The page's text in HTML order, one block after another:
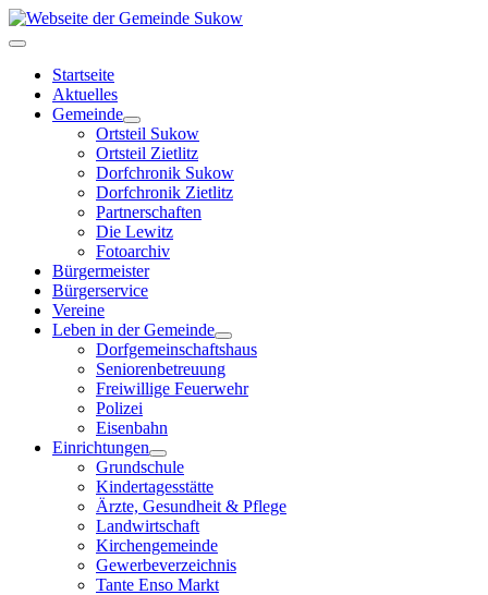
Startseite
Aktuelles
Gemeinde
Ortsteil Sukow
Ortsteil Zietlitz
Dorfchronik Sukow
Dorfchronik Zietlitz
Partnerschaften
Die Lewitz
Fotoarchiv
Bürgermeister
Bürgerservice
Vereine
Leben in der Gemeinde
Dorfgemeinschaftshaus
Seniorenbetreuung
Freiwillige Feuerwehr
Polizei
Eisenbahn
Einrichtungen
Grundschule
Kindertagesstätte
Ärzte, Gesundheit & Pflege
Landwirtschaft
Kirchengemeinde
Gewerbeverzeichnis
Tante Enso Markt